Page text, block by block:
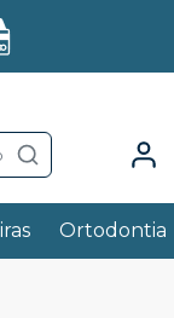
Ortodontia